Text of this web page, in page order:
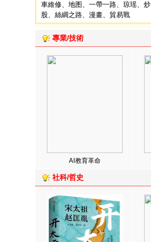
車維修
地图 一帶一路 琼瑶
炒
股
絲綢之路 漫畫 貿易戰
專業/技術
AI教育革命
社科/哲史